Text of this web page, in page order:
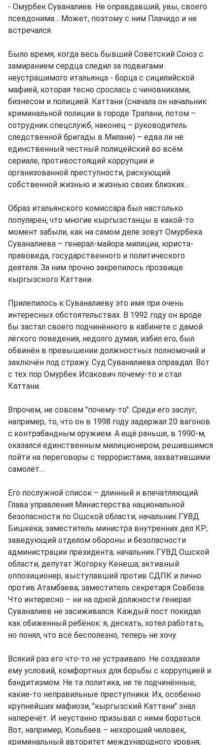
- Омурбек Суваналиев. Не оправдавший, увы, своего
псевдонима… Может, поэтому с ним Плачидо и не
встречался.
Было время, когда весь бывший Советский Союз с
замиранием сердца следил за подвигами
неустрашимого итальянца - борца с сицилийской
мафией, которая тесно срослась с чиновниками,
бизнесом и полицией. Каттани (сначала он начальник
криминальной полиции в городе Трапани, потом –
сотрудник спецслужб, наконец – руководитель
следственной бригады в Милане) – едва ли не
единственный честный полицейский во всём
сериале, противостоящий коррупции и
организованной преступности, рискующий
собственной жизнью и жизнью своих близких…
Образ итальянского комиссара был настолько
популярен, что многие кыргызстанцы в какой-то
момент забыли, как на самом деле зовут Омурбека
Суваналиева – генерал-майора милиции, юриста-
правоведа, государственного и политического
деятеля. За ним прочно закрепилось прозвище
кыргызского Каттани.
Прилепилось к Суваналиеву это имя при очень
интересных обстоятельствах. В 1992 году он вроде
бы застал своего подчинённого в кабинете с дамой
лёгкого поведения, недолго думая, избил его, был
обвинён в превышении должностных полномочий и
заключён под стражу. Суд Суваналиева оправдал. Вот
с тех пор Омурбек Исакович почему-то и стал
Каттани.
Впрочем, не совсем "почему-то". Среди его заслуг,
например, то, что он в 1998 году задержал 20 вагонов
с контрабандным оружием. А ещё раньше, в 1990-м,
оказался единственным милиционером, решившимся
пойти на переговоры с террористами, захватившими
самолёт…
Его послужной список – длинный и впечатляющий.
Глава управления Министерства национальной
безопасности по Ошской области; начальник ГУВД
Бишкека; заместитель министра внутренних дел КР;
заведующий отделом обороны и безопасности
администрации президента; начальник ГУВД Ошской
области; депутат Жогорку Кенеша; активный
оппозиционер, выступавший против СДПК и лично
против Атамбаева; заместитель секретаря Совбеза.
Что интересно – ни на одной должности генерал
Суваналиев не засиживался. Каждый пост покидал
как обиженный ребёнок: я, дескать, хотел работать,
но понял, что всё бесполезно, теперь не хочу.
Всякий раз его что-то не устраивало. Не создавали
ему условий, комфортных для борьбы с коррупцией и
бандитизмом. Не та политика, не те подчинённые,
какие-то неправильные преступники. Их, особенно
крупнейших мафиози, "кыргызский Каттани" знал
наперечёт. И неустанно призывал с ними бороться.
Вот, например, Кольбаев – нехороший человек,
криминальный авторитет международного уровня,